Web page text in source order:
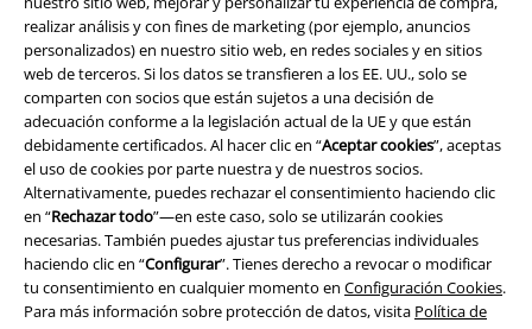
realizar análisis y con fines de marketing (por ejemplo, anuncios
personalizados) en nuestro sitio web, en redes sociales y en sitios
web de terceros. Si los datos se transfieren a los EE. UU., solo se
comparten con socios que están sujetos a una decisión de
adecuación conforme a la legislación actual de la UE y que están
debidamente certificados. Al hacer clic en “Aceptar cookies”, aceptas
el uso de cookies por parte nuestra y de nuestros socios.
Alternativamente, puedes rechazar el consentimiento haciendo clic
en “Rechazar todo”—en este caso, solo se utilizarán cookies
necesarias. También puedes ajustar tus preferencias individuales
haciendo clic en “Configurar”. Tienes derecho a revocar o modificar
tu consentimiento en cualquier momento en Configuración Cookies.
Para más información sobre protección de datos, visita Política de
Aviso Legal
Ley protección de datos
Eliminación de residuos y protección del medioambiente
Declaración de Conformidad
Información sobre accesibilidad
Configuración Cookies